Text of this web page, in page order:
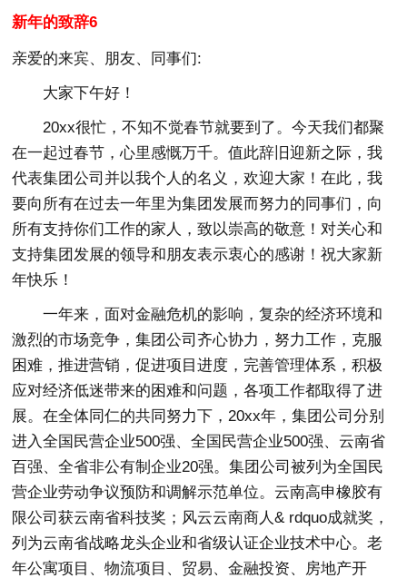
新年的致辞6
亲爱的来宾、朋友、同事们:
大家下午好！
20xx很忙，不知不觉春节就要到了。今天我们都聚
在一起过春节，心里感慨万千。值此辞旧迎新之际，我
代表集团公司并以我个人的名义，欢迎大家！在此，我
要向所有在过去一年里为集团发展而努力的同事们，向
所有支持你们工作的家人，致以崇高的敬意！对关心和
支持集团发展的领导和朋友表示衷心的感谢！祝大家新
年快乐！
一年来，面对金融危机的影响，复杂的经济环境和
激烈的市场竞争，集团公司齐心协力，努力工作，克服
困难，推进营销，促进项目进度，完善管理体系，积极
应对经济低迷带来的困难和问题，各项工作都取得了进
展。在全体同仁的共同努力下，20xx年，集团公司分别
进入全国民营企业500强、全国民营企业500强、云南省
百强、全省非公有制企业20强。集团公司被列为全国民
营企业劳动争议预防和调解示范单位。云南高申橡胶有
限公司获云南省科技奖；风云云南商人& rdquo成就奖，
列为云南省战略龙头企业和省级认证企业技术中心。老
年公寓项目、物流项目、贸易、金融投资、房地产开